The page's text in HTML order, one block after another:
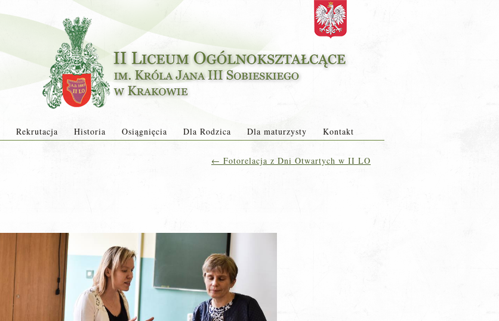
Rekrutacja Historia Osiągnięcia Dla Rodzica Dla maturzysty Kontakt
← Fotorelacja z Dni Otwartych w II LO